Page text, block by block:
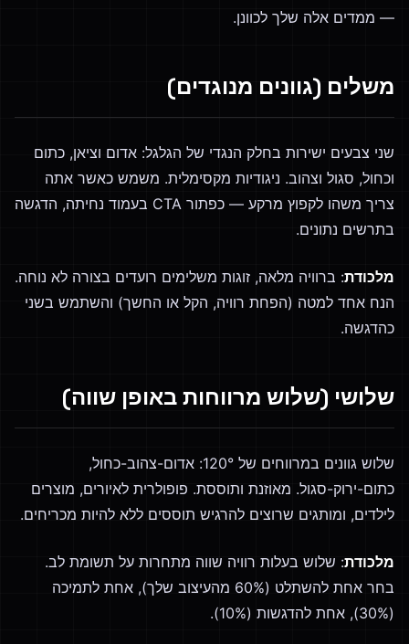
— ממדים אלה שלך לכוונן.
משלים (גוונים מנוגדים)
שני צבעים ישירות בחלק הנגדי של הגלגל: אדום וציאן, כתום
וכחול, סגול וצהוב. ניגודיות מקסימלית. משמש כאשר אתה
צריך משהו לקפוץ מרקע — כפתור CTA בעמוד נחיתה, הדגשה
בתרשים נתונים.
מלכודת: ברוויה מלאה, זוגות משלימים רועדים בצורה לא נוחה.
הנח אחד למטה (הפחת רוויה, הקל או החשך) והשתמש בשני
כהדגשה.
שלושי (שלוש מרווחות באופן שווה)
שלוש גוונים במרווחים של 120°: אדום-צהוב-כחול,
כתום-ירוק-סגול. מאוזנת ותוססת. פופולרית לאיורים, מוצרים
לילדים, ומותגים שרוצים להרגיש תוססים ללא להיות מכריחים.
מלכודת: שלוש בעלות רוויה שווה מתחרות על תשומת לב.
בחר אחת להשתלט (60% מהעיצוב שלך), אחת לתמיכה
(30%), אחת להדגשות (10%).